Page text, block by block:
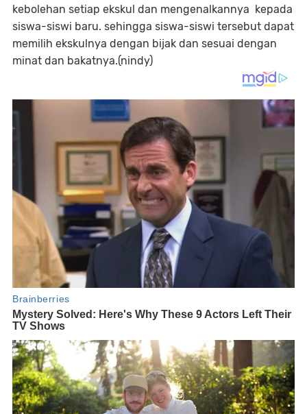
kebolehan setiap ekskul dan mengenalkannya kepada
siswa-siswi baru. sehingga siswa-siswi tersebut dapat
memilih ekskulnya dengan bijak dan sesuai dengan
minat dan bakatnya.(nindy)